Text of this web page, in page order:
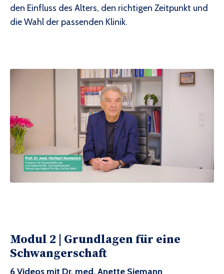
den Einfluss des Alters, den richtigen Zeitpunkt und
die Wahl der passenden Klinik.
Modul 2 | Grundlagen für eine
Schwangerschaft
6 Videos mit Dr. med. Anette Siemann